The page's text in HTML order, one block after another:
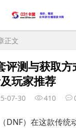
正文
评测与获取
玩家推荐
07-30 410
DNF）在这款传统